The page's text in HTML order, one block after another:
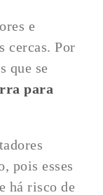
e
cercas. Por
que se
para
pois esses
há risco de